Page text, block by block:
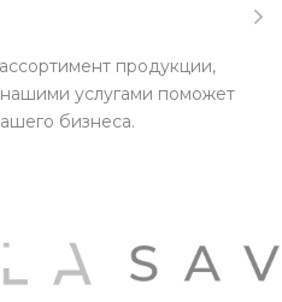
продукции,
услугами поможет
бизнеса.